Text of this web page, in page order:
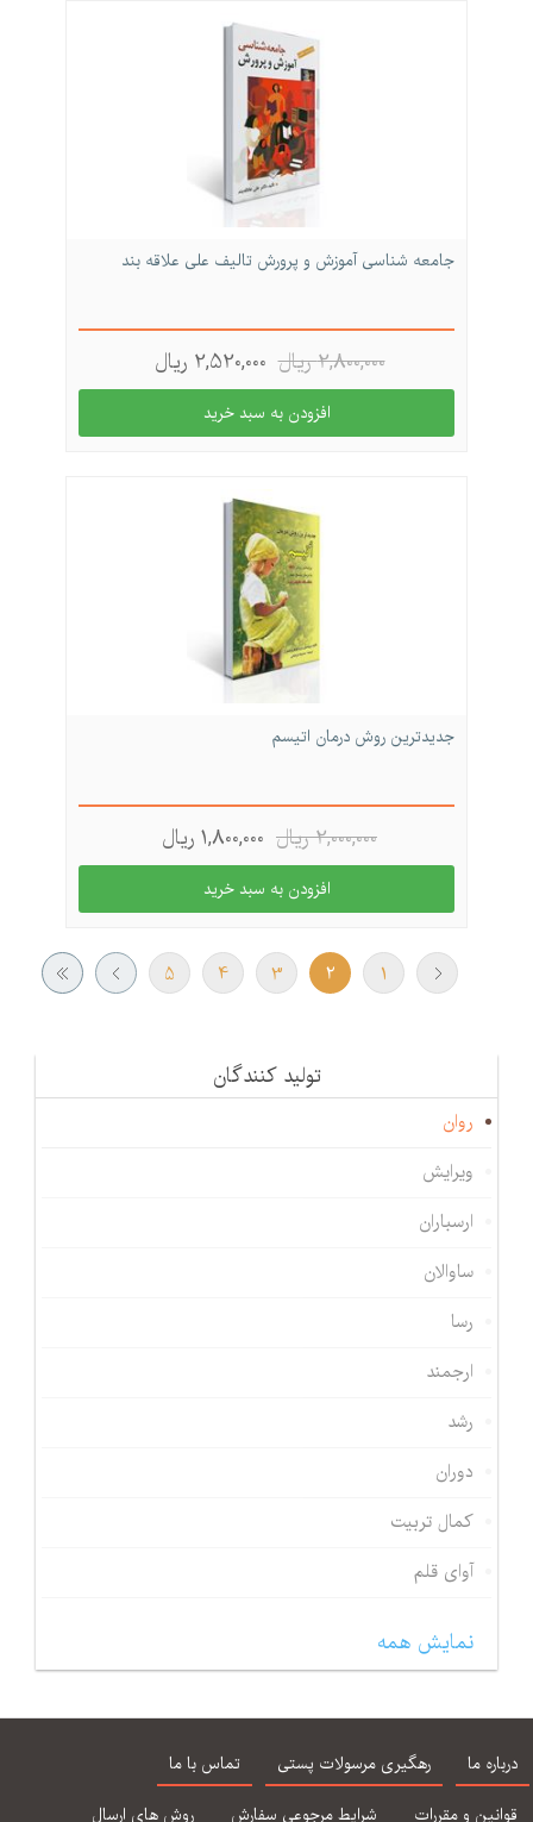
تولید كنندگان
روان
ویرایش
ارسباران
ساوالان
رسا
ارجمند
رشد
دوران
کمال تربیت
آوای قلم
نمایش همه
جامعه شناسی آموزش و پرورش تالیف علی علاقه بند
2,800,000 ريال 2,520,000 ريال
جدیدترین روش درمان اتیسم
2,000,000 ريال 1,800,000 ريال
1
2
3
4
5
درباره ما رهگیری مرسولات پستی
تماس با ما
قوانین و مقررات
شرایط مرجوعی سفارش روش های ارسال